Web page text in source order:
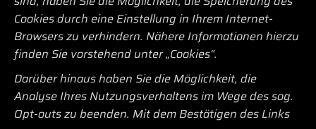
Cookies durch eine Einstellung in Ihrem Internet-
Browsers zu verhindern. Nähere Informationen hierzu
finden Sie vorstehend unter „Cookies“.
Darüber hinaus haben Sie die Möglichkeit, die
Analyse Ihres Nutzungsverhaltens im Wege des sog.
Opt-outs zu beenden. Mit dem Bestätigen des Links